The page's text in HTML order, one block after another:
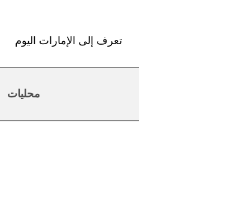
تعرف إلى الإمارات اليوم
محليات